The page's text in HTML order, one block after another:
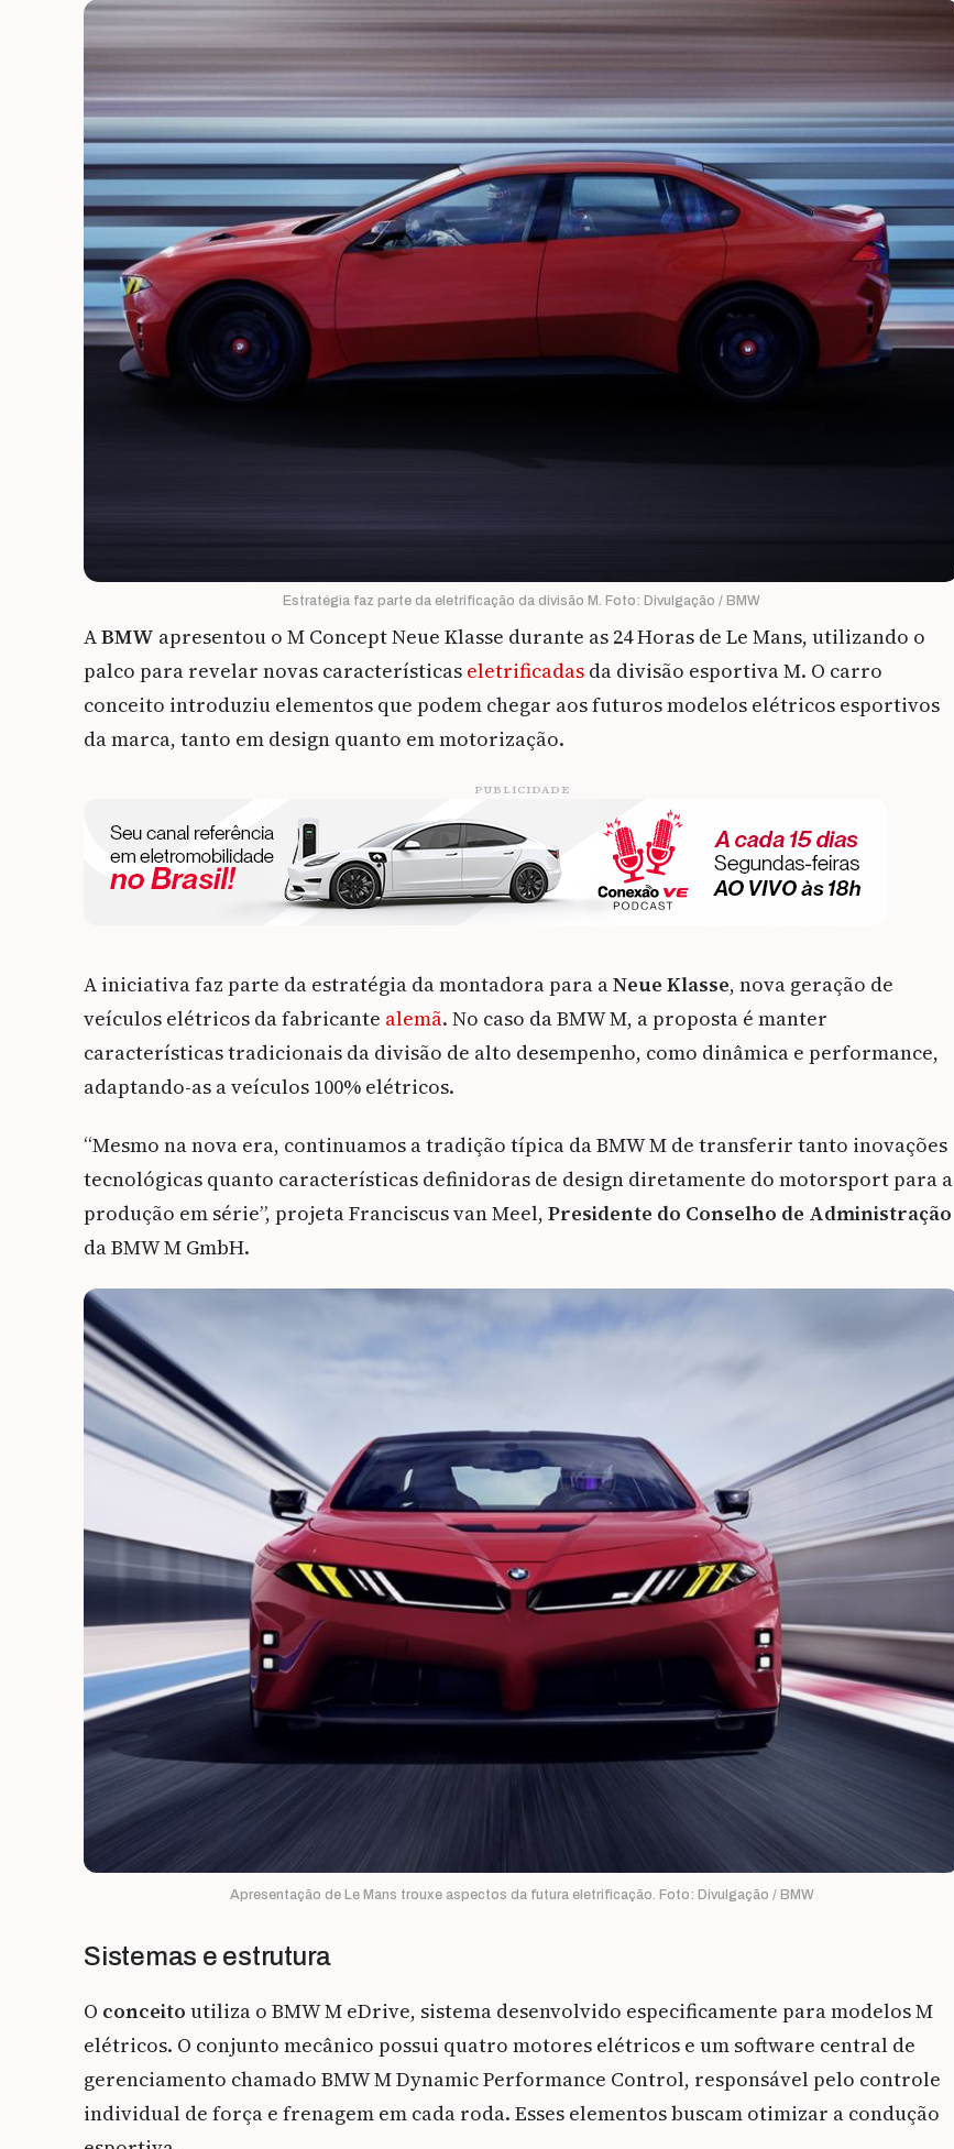
Estratégia faz parte da eletrificação da divisão M. Foto: Divulgação / BMW
ABMW apresentou o M Concept Neue Klasse durante as 24 Horas de Le Mans, utilizando o
palco para revelar novas características eletrificadas da divisão esportiva M. O carro
conceito introduziu elementos que podem chegar aos futuros modelos elétricos esportivos
da marca, tanto em design quanto em motorização.
PUBLICIDADE
A iniciativa faz parte da estratégia da montadora para aNeue Klasse, nova geração de
veículos elétricos da fabricante alemã. No caso da BMW M, a proposta é manter
características tradicionais da divisão de alto desempenho, como dinâmica e performance,
adaptando-as a veículos 100% elétricos.
“Mesmo na nova era, continuamos a tradição típica da BMW M de transferir tanto inovações
tecnológicas quanto características definidoras de design diretamente do motorsport para a
produção em série”, projeta Franciscus van Meel, Presidente do Conselho de Administração
da BMW M GmbH.
Apresentação de Le Mans trouxe aspectos da futura eletrificação. Foto: Divulgação / BMW
Sistemas e estrutura
O conceito utiliza o BMW M eDrive, sistema desenvolvido especificamente para modelos M
elétricos. O conjunto mecânico possui quatro motores elétricos e um software central de
gerenciamento chamado BMW M Dynamic Performance Control, responsável pelo controle
individual de força e frenagem em cada roda. Esses elementos buscam otimizar a condução